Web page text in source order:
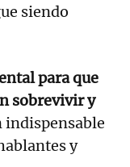
siendo
para que
sobrevivir y
indispensable
y